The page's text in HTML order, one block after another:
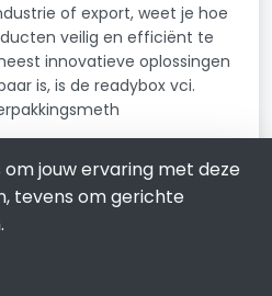
of export, weet je hoe
veilig en efficiënt te
innovatieve oplossingen
is, is de readybox vci.
jouw ervaring met deze
tevens om gerichte